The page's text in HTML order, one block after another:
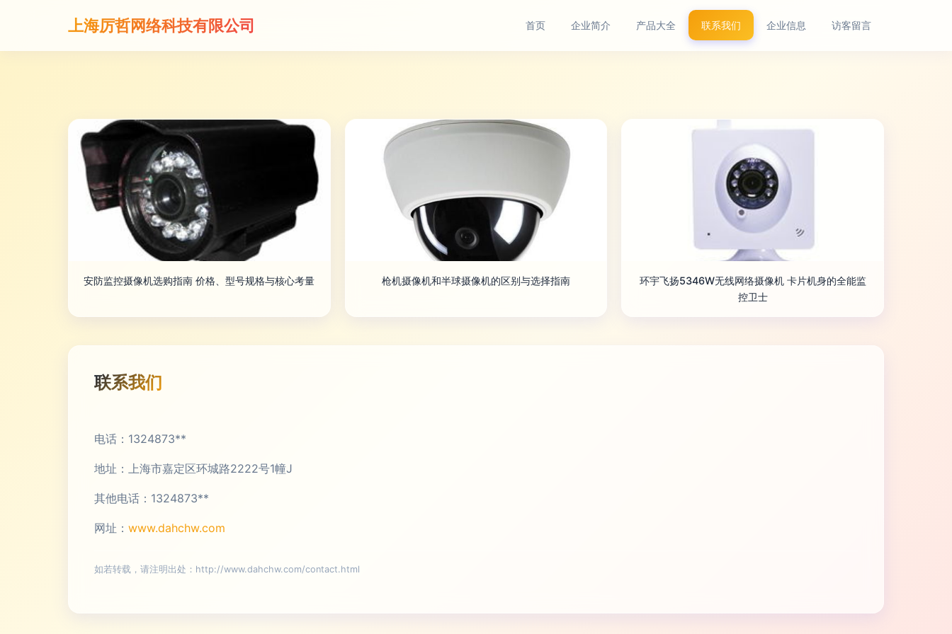
上海厉哲网络科技有限公司 首页 企业简介 产品大全 联系我们 企业信息 访客留言
安防监控摄像机选购指南 价格、型号规格与核心考量 枪机摄像机和半球摄像机的区别与选择指南
环宇飞扬5346W无线网络摄像机 卡片机身的全能监
控卫士
联系我们
电话：1324873**
地址：上海市嘉定区环城路2222号1幢J
其他电话：1324873**
网址： www.dahchw.com
如若转载，请注明出处：http://www.dahchw.com/contact.html